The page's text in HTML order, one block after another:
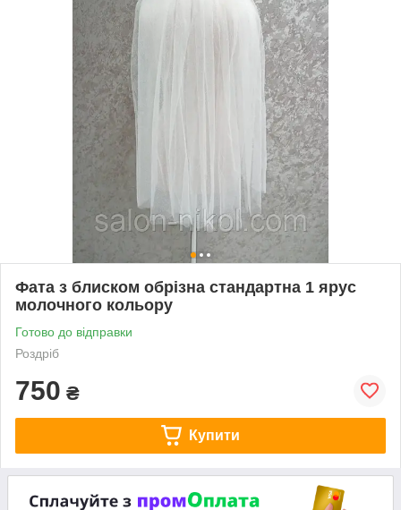
Фата з блиском обрізна стандартна 1 ярус
молочного кольору
Готово до відправки
Роздріб
750 ₴
Купити